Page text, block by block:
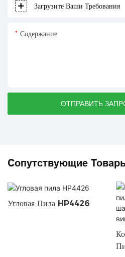
Загрузите Ваши Требования
Содержание
ОТПРАВИТЬ
Сопутствующие
Угловая Пила HP4426